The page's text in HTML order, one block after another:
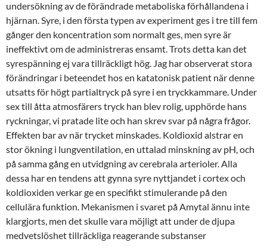
undersökning av de förändrade metaboliska förhållandena i
hjärnan. Syre, i den första typen av experiment ges i tre till fem
gånger den koncentration som normalt ges, men syre är
ineffektivt om de administreras ensamt. Trots detta kan det
syrespänning ej vara tillräckligt hög. Jag har observerat stora
förändringar i beteendet hos en katatonisk patient när denne
utsatts för högt partialtryck på syre i en tryckkammare. Under
sex till åtta atmosfärers tryck han blev rolig, upphörde hans
ryckningar, vi pratade lite och han skrev svar på några frågor.
Effekten bar av när trycket minskades. Koldioxid alstrar en
stor ökning i lungventilation, en uttalad minskning av pH, och
på samma gång en utvidgning av cerebrala arterioler. Alla
dessa har en tendens att gynna syre nyttjandet i cortex och
koldioxiden verkar ge en specifikt stimulerande på den
cellulära funktion. Mekanismen i svaret på Amytal ännu inte
klargjorts, men det skulle vara möjligt att under de djupa
medvetslöshet tillräckliga reagerande substanser